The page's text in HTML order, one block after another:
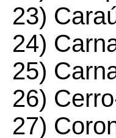
23)
24)
25)
26)
27)